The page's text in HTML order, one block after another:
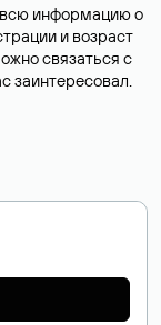
всю информацию о
и возраст
связаться с
заинтересовал.